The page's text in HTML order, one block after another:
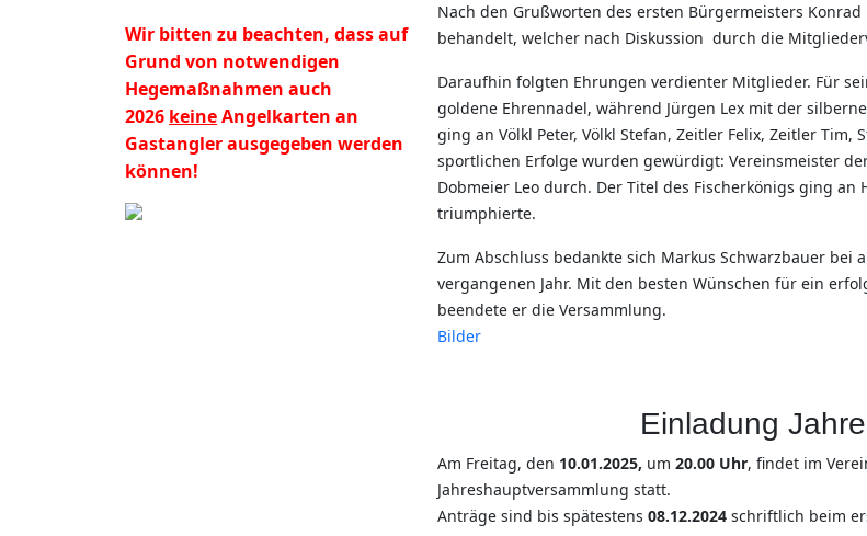
Wir bitten zu beachten, dass auf
Grund von notwendigen
Hegemaßnahmen auch
2026 keineAngelkarten an
Gastangler ausgegeben werden
können!
Nach den Grußworten des ersten Bürgermeisters
behandelt, welcher nach Diskussion durch die
Daraufhin folgten Ehrungen verdienter Mitglieder. Für
goldene Ehrennadel, während Jürgen Lex mit der
ging an Völkl Peter, Völkl Stefan, Zeitler Felix, Zeitler
sportlichen Erfolge wurden gewürdigt: Vereinsmeister
Dobmeier Leo durch. Der Titel des Fischerkönigs ging
triumphierte.
Zum Abschluss bedankte sich Markus Schwarzbauer
vergangenen Jahr. Mit den besten Wünschen für ein
beendete er die Versammlung.
Bilder
Einladung
Am Freitag, den 10.01.2025, um 20.00 Uhr, findet im
Jahreshauptversammlung statt.
Anträge sind bis spätestens 08.12.2024 schriftlich beim